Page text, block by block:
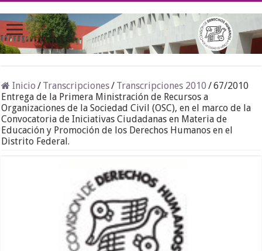
Inicio / Transcripciones/ Transcripciones 2010 /67/2010
Entrega de la Primera Ministración de Recursos a
Organizaciones de la Sociedad Civil (OSC), en el marco de la
Convocatoria de Iniciativas Ciudadanas en Materia de
Educación y Promoción de los Derechos Humanos en el
Distrito Federal.